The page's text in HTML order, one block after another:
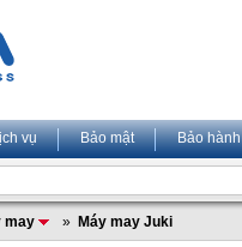
vụ Bảo mật Bảo hành
may » Máy may Juki